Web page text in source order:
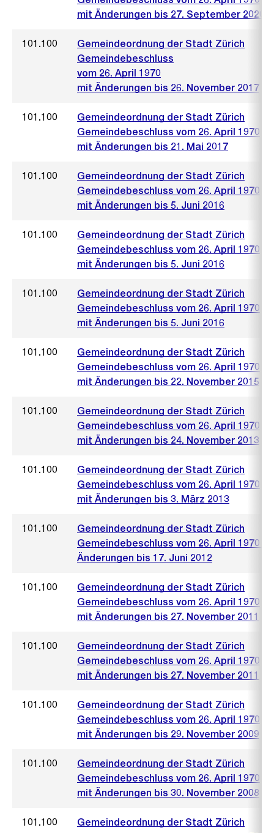
mit Änderungen bis 27. September 2020
101.100
Gemeindeordnung der Stadt Zürich
Gemeindebeschluss
vom 26. April 1970
mit Änderungen bis 26. November 2017
101.100
Gemeindeordnung der Stadt Zürich
Gemeindebeschluss vom 26. April 1970
mit Änderungen bis 21. Mai 2017
101.100
Gemeindeordnung der Stadt Zürich
Gemeindebeschluss vom 26. April 1970
mit Änderungen bis 5. Juni 2016
101.100
Gemeindeordnung der Stadt Zürich
Gemeindebeschluss vom 26. April 1970
mit Änderungen bis 5. Juni 2016
101.100
Gemeindeordnung der Stadt Zürich
Gemeindebeschluss vom 26. April 1970
mit Änderungen bis 5. Juni 2016
101.100
Gemeindeordnung der Stadt Zürich
Gemeindebeschluss vom 26. April 1970
mit Änderungen bis 22. November 2015
101.100
Gemeindeordnung der Stadt Zürich
Gemeindebeschluss vom 26. April 1970
mit Änderungen bis 24. November 2013
101.100
Gemeindeordnung der Stadt Zürich
Gemeindebeschluss vom 26. April 1970
mit Änderungen bis 3. März 2013
101.100
Gemeindeordnung der Stadt Zürich
Gemeindebeschluss vom 26. April 1970
Änderungen bis 17. Juni 2012
101.100
Gemeindeordnung der Stadt Zürich
Gemeindebeschluss vom 26. April 1970
mit Änderungen bis 27. November 2011
101.100
Gemeindeordnung der Stadt Zürich
Gemeindebeschluss vom 26. April 1970
mit Änderungen bis 27. November 2011
101.100
Gemeindeordnung der Stadt Zürich
Gemeindebeschluss vom 26. April 1970
mit Änderungen bis 29. November 2009
101.100
Gemeindeordnung der Stadt Zürich
Gemeindebeschluss vom 26. April 1970
mit Änderungen bis 30. November 2008
101.100
Gemeindeordnung der Stadt Zürich